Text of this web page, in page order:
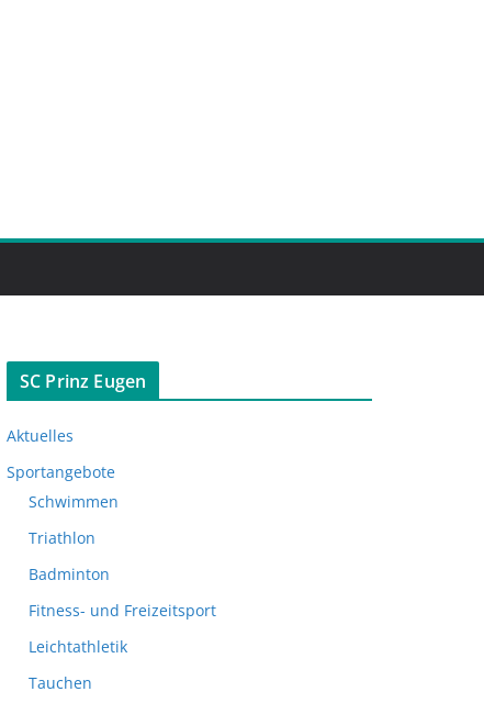
SC Prinz Eugen
Aktuelles
Sportangebote
Schwimmen
Triathlon
Badminton
Fitness- und Freizeitsport
Leichtathletik
Tauchen